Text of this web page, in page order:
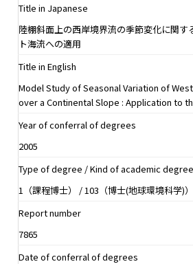
Title in Japanese
陸棚斜面上の西岸境界流の季節変化に関す
ト海流への適用
Title in English
Model Study of Seasonal Variation of
over a Continental Slope : Application to
Year of conferral of degrees
2005
Type of degree / Kind of academic degree
1（課程博士） / 103（博士(地球環境科学)）
Report number
7865
Date of conferral of degrees